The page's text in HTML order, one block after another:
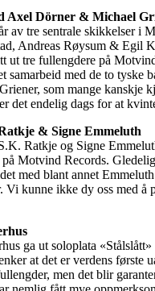
Axel Dörner & Michael
av tre sentrale skikkelser i
Andreas Røysum & Egil
ut tre fullengdere på
samarbeid med de to tyske
som mange kanskje
det endelig dags for at
& Signe Emmeluth
Ratkje og Signe
Motvind Records.
med blant annet
Vi kunne ikke dy oss med å
ga ut soloplata
at det er verdens første
men det blir